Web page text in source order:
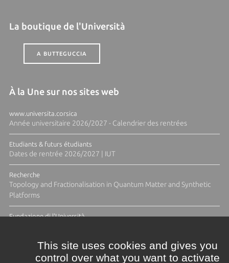
La boutique de l'Università
A BUTTEGUCCIA
À la Une sur nos sites web
www.universita.corsica
Année universitaire 2026/2027 - Calendrier des rentrées
Etudiants & futurs étudiants
Dates de rentrée 2026/2027 | IUT
Recherche
Topology and Fractionalisation in Quantum Matter and Synthetic
Platforms
Fundazione di l'Università
This site uses cookies and gives you
control over what you want to activate